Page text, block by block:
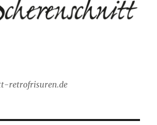
retrofrisuren.de